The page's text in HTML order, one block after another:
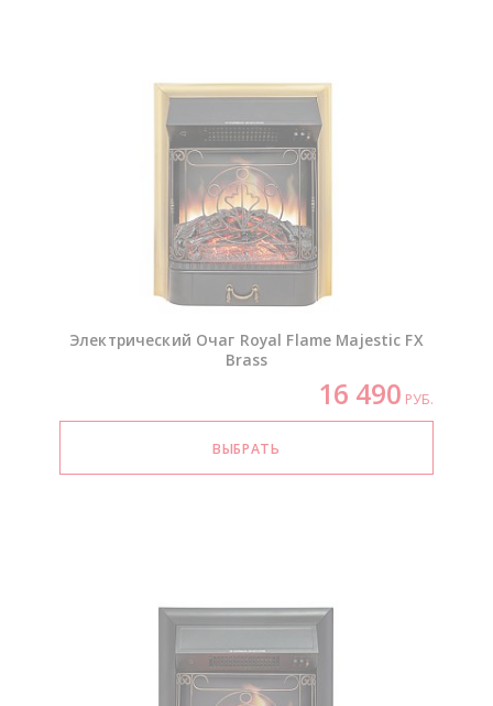
Электрический Очаг Royal Flame Majestic FX
Brass
16 490 РУБ.